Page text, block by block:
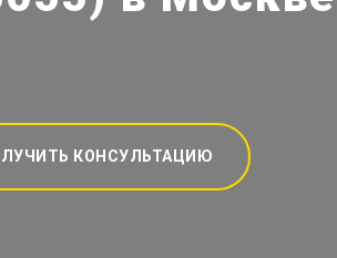
КОНСУЛЬТАЦИЮ